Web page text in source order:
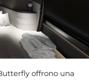
offrono una